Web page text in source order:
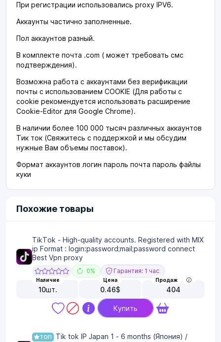
При регистрации использовались proxy IPV6.
Аккаунты частично заполненные.
Пол аккаунтов разный.
В комплекте почта .com ( может требовать смс
подтверждения).
Возможна работа с аккаунтами без верификации
почты с использованием COOKIE (Для работы с
cookie рекомендуется использовать расширение
Cookie-Editor для Google Chrome).
В наличии более 100 000 тысяч различных аккаунтов
Тик ток (Свяжитесь с поддержкой и мы обсудим
нужные Вам объемы поставок).
Формат аккаунтов логин пароль почта пароль файлы
куки
Похожие товары
TikTok - High-quality accounts. Registered with MIX
ip Format : login:password;mail;password connect
Best Vpn proxy
0% Гарантия: 1 час
Наличие
10шт.
Цена
0.46$
Продаж
404
Купить
ТОП
Tik tok IP Japan 1 - 6 months (Япония) /